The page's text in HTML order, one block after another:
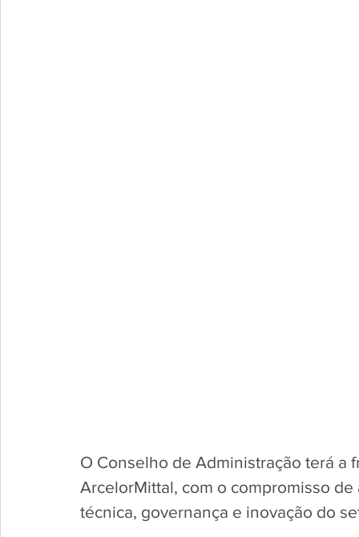
O Conselho de Administração terá a
ArcelorMittal, com o compromisso
técnica, governança e inovação do